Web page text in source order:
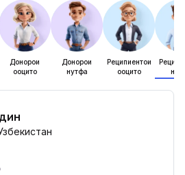
Донорҳои
ооцитҳо
Донорҳои
нутфа
Реципиентҳои
ооцитҳо